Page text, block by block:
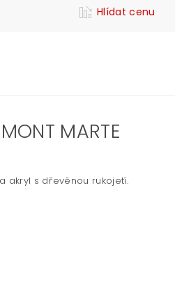
Hlídat cenu
MARTE
akryl s dřevěnou rukojetí.